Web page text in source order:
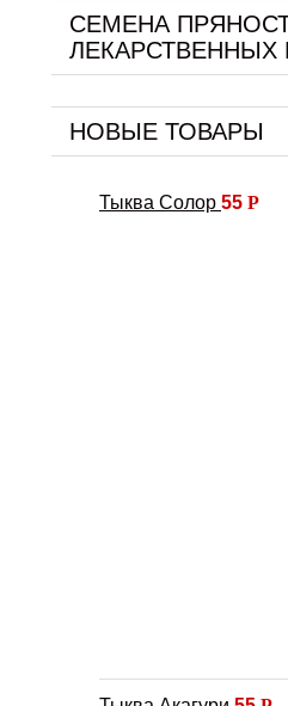
СЕМЕНА
ЛЕКАРСТВЕННЫХ
НОВЫЕ ТОВАРЫ
Тыква Солор 55 Р